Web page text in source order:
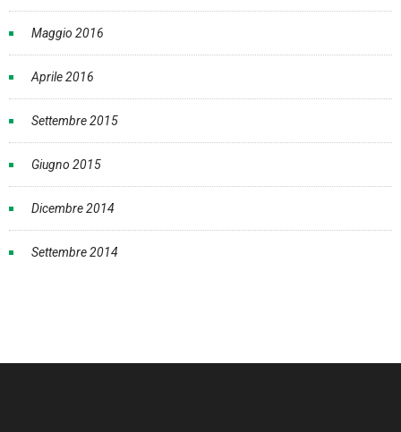
Maggio 2016
Aprile 2016
Settembre 2015
Giugno 2015
Dicembre 2014
Settembre 2014